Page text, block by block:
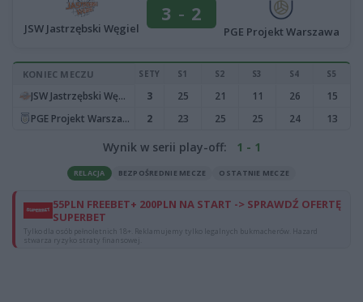
JSW Jastrzębski Węgiel
3 - 2
PGE Projekt Warszawa
KONIEC MECZU SETY S1 S2 S3 S4 S5
JSW Jastrzębski Węgiel 3 25 21 11 26
15
PGE Projekt Warszawa
2 23 25 25 24 13
Wynik w serii play-off: 1 - 1
RELACJA BEZPOŚREDNIE MECZE OSTATNIE MECZE
55PLN FREEBET+ 200PLN NA START -> SPRAWDŹ OFERTĘ
SUPERBET
Tylko dla osób pełnoletnich 18+. Reklamujemy tylko legalnych bukmacherów. Hazard
stwarza ryzyko straty finansowej.